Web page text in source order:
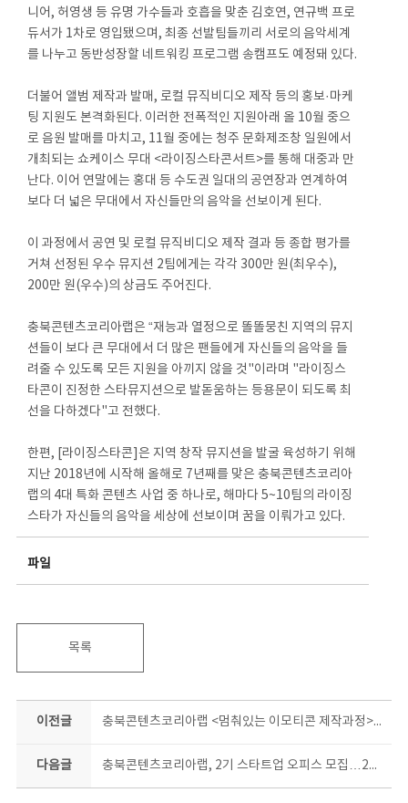
니어, 허영생 등 유명 가수들과 호흡을 맞춘 김호연, 연규백 프로
듀서가 1차로 영입됐으며, 최종 선발팀들끼리 서로의 음악세계
를 나누고 동반성장할 네트워킹 프로그램 송캠프도 예정돼 있다.
더불어 앨범 제작과 발매, 로컬 뮤직비디오 제작 등의 홍보·마케
팅 지원도 본격화된다. 이러한 전폭적인 지원아래 올 10월 중으
로 음원 발매를 마치고, 11월 중에는 청주 문화제조창 일원에서
개최되는 쇼케이스 무대 <라이징스타콘서트>를 통해 대중과 만
난다. 이어 연말에는 홍대 등 수도권 일대의 공연장과 연계하여
보다 더 넓은 무대에서 자신들만의 음악을 선보이게 된다.
이 과정에서 공연 및 로컬 뮤직비디오 제작 결과 등 종합 평가를
거쳐 선정된 우수 뮤지션 2팀에게는 각각 300만 원(최우수),
200만 원(우수)의 상금도 주어진다.
충북콘텐츠코리아랩은 “재능과 열정으로 똘똘뭉친 지역의 뮤지
션들이 보다 큰 무대에서 더 많은 팬들에게 자신들의 음악을 들
려줄 수 있도록 모든 지원을 아끼지 않을 것"이라며 "라이징스
타콘이 진정한 스타뮤지션으로 발돋움하는 등용문이 되도록 최
선을 다하겠다"고 전했다.
한편, [라이징스타콘]은 지역 창작 뮤지션을 발굴 육성하기 위해
지난 2018년에 시작해 올해로 7년째를 맞은 충북콘텐츠코리아
랩의 4대 특화 콘텐츠 사업 중 하나로, 해마다 5~10팀의 라이징
스타가 자신들의 음악을 세상에 선보이며 꿈을 이뤄가고 있다.
파일
목록
이전글 충북콘텐츠코리아랩 <멈춰있는 이모티콘 제작과정> ‘곰곰희 생각할수록’배워보고 싶네!
다음글 충북콘텐츠코리아랩, 2기 스타트업 오피스 모집…23일까지